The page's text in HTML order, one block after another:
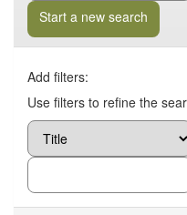
Start a new search
Add filters:
Use filters to refine the